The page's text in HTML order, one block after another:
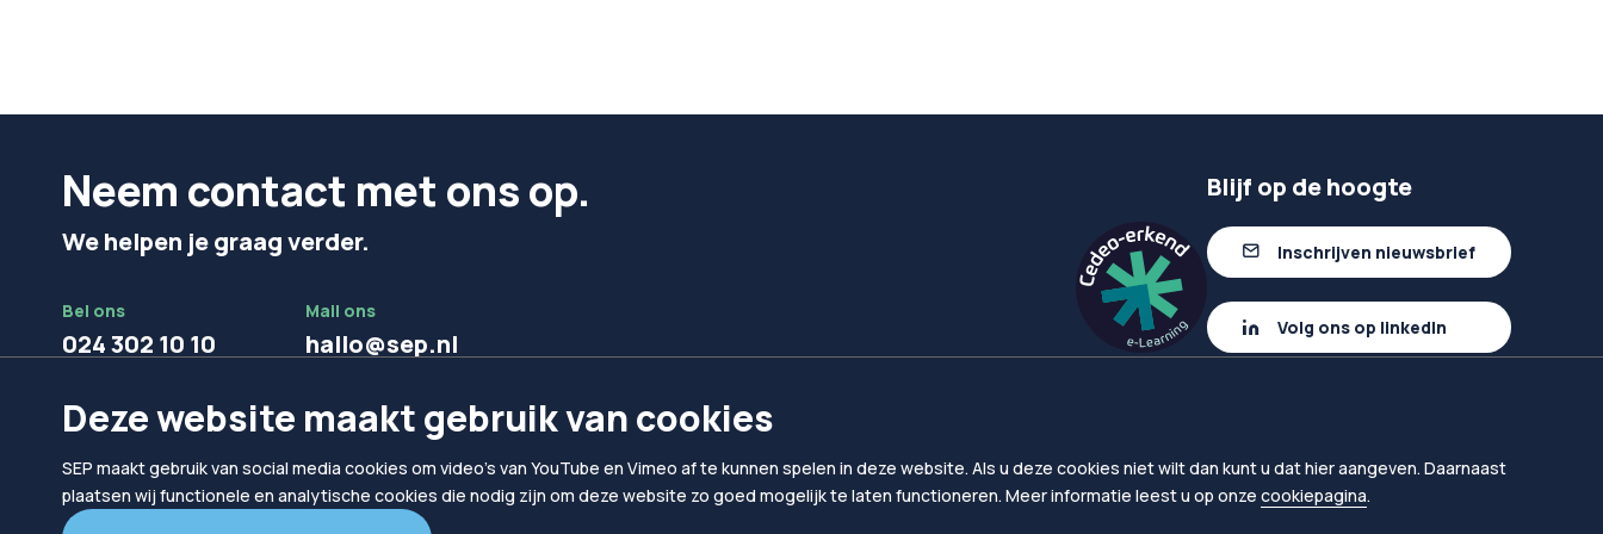
Neem contact met ons op.
We helpen je graag verder.
Bel ons
024 302 10 10
Mail ons
hallo@sep.nl
Blijf op de hoogte
Inschrijven nieuwsbrief
Volg ons op linkedIn
© 2026 SEP Privacy & Cookies Algemene voorwaarden Proclaimer Toegankelijkheid leermiddelen
Deze website maakt gebruik van cookies
SEP maakt gebruik van social media cookies om video's van YouTube en Vimeo af te kunnen spelen in deze website. Als u deze cookies niet wilt dan kunt u dat hier aangeven. Daarnaast
plaatsen wij functionele en analytische cookies die nodig zijn om deze website zo goed mogelijk te laten functioneren. Meer informatie leest u op onze cookiepagina.